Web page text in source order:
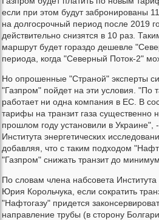
если при этом будут забронированы
на долгосрочный период после 2019
действительно снизятся в 10 раз.
маршрут будет гораздо дешевле
периода, когда "Северный Поток-2"
Но опрошенные "Страной" эксперты
"Газпром" пойдет на эти условия. "По
работает ни одна компания в ЕС. В
тарифы на транзит газа существенно
прошлом году установили в Украине",
Института энергетических
добавляя, что с таким подходом
"Газпром" снижать транзит до
По словам члена набсовета Института
Юрия Корольчука, если сократить
"Нафтогазу" придется
направление трубы (в сторону